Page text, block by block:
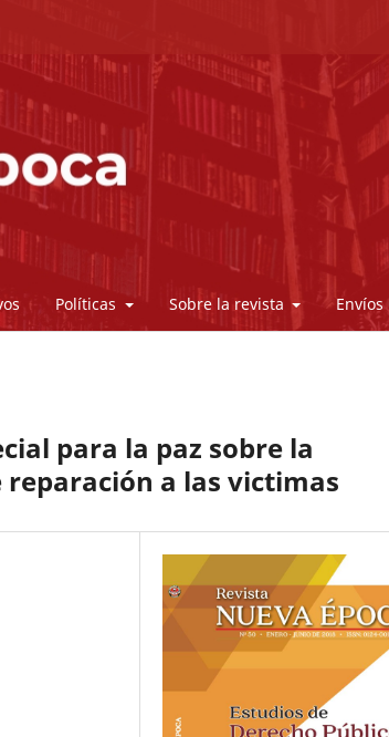
Políticas Sobre la revista Envíos
para la paz sobre la
a las victimas